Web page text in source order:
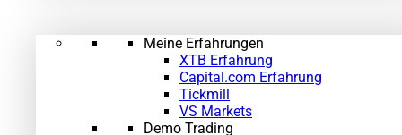
Meine Erfahrungen
XTB Erfahrung
Capital.com Erfahrung
Tickmill
VS Markets
Demo Trading